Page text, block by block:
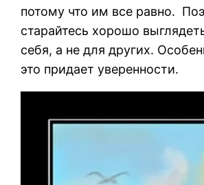
потому что им все равно.
старайтесь хорошо
себя, а не для других.
это придает уверенности.